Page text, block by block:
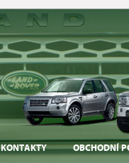
KONTAKTY OBCHODNÍ